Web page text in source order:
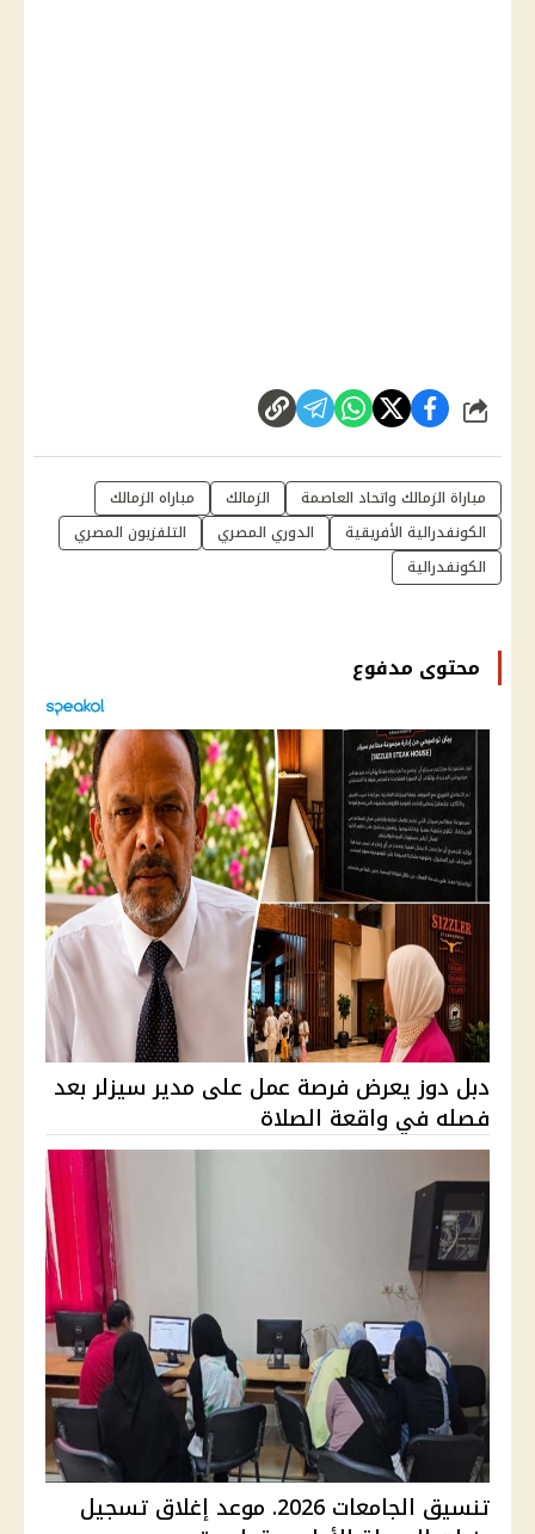
شارك
مباراة الزمالك واتحاد العاصمة الزمالك
مباراه الزمالك
الكونفدرالية الأفريقية
الدوري المصري
التلفزيون المصري
الكونفدرالية
محتوى مدفوع
دبل دوز يعرض فرصة عمل على مدير سيزلر بعد
فصله في واقعة الصلاة
تنسيق الجامعات 2026. موعد إغلاق تسجيل